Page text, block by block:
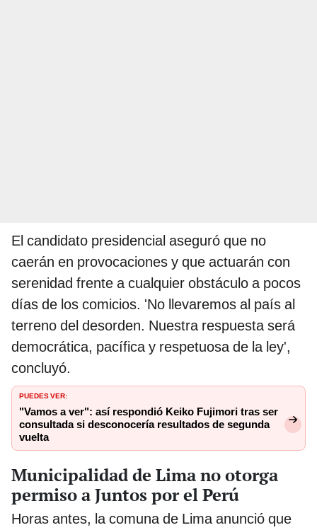
El candidato presidencial aseguró que no
caerán en provocaciones y que actuarán con
serenidad frente a cualquier obstáculo a pocos
días de los comicios. 'No llevaremos al país al
terreno del desorden. Nuestra respuesta será
democrática, pacífica y respetuosa de la ley',
concluyó.
PUEDES VER:
"Vamos a ver": así respondió Keiko Fujimori tras ser
consultada si desconocería resultados de segunda
vuelta
Municipalidad de Lima no otorga
permiso a Juntos por el Perú
Horas antes, la comuna de Lima anunció que